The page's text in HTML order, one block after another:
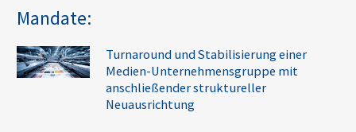
Mandate:
Turnaround und Stabilisierung einer
Medien-Unternehmensgruppe mit
anschließender struktureller
Neuausrichtung